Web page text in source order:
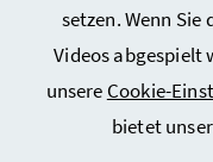
setzen. Wenn
Videos abgespielt
unsere Cookie-
bietet